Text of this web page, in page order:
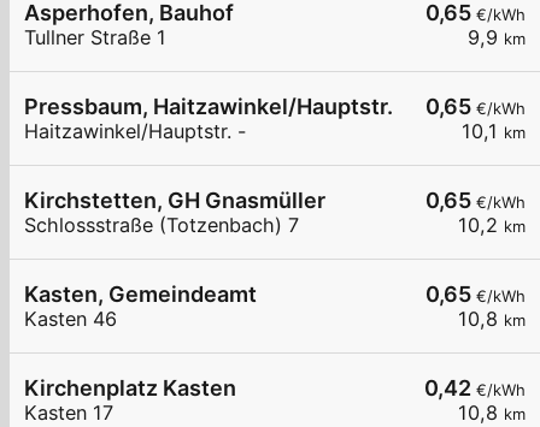
0,65 €/kWh
9,9 km
Asperhofen, Bauhof
Tullner Straße 1
0,65 €/kWh
10,1 km
Pressbaum, Haitzawinkel/Hauptstr.
Haitzawinkel/Hauptstr. -
0,65 €/kWh
10,2 km
Kirchstetten, GH Gnasmüller
Schlossstraße (Totzenbach) 7
0,65 €/kWh
10,8 km
Kasten, Gemeindeamt
Kasten 46
0,42 €/kWh
10,8 km
Kirchenplatz Kasten
Kasten 17